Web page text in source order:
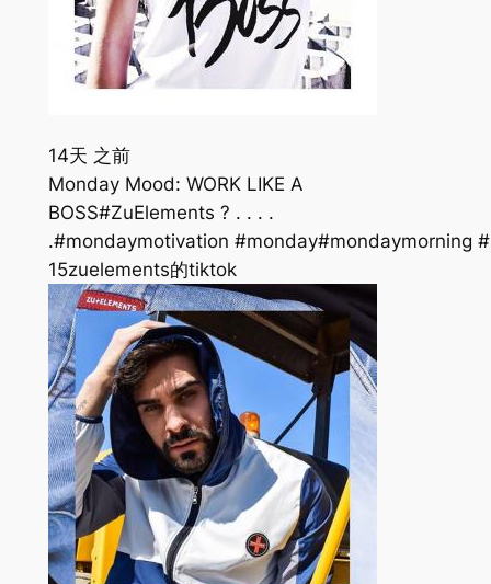
14天 之前
Monday Mood: WORK LIKE A
BOSS#ZuElements ? . . . .
.#mondaymotivation #monday#mondaymorning
15zuelements的tiktok